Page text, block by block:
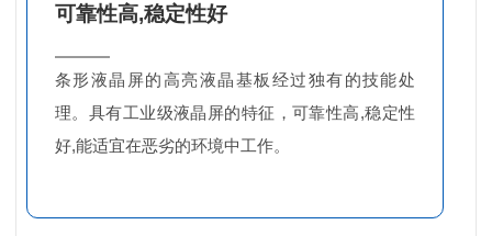
可靠性高,稳定性好
条形液晶屏的高亮液晶基板经过独有的技能处
理。具有工业级液晶屏的特征，可靠性高,稳定性
好,能适宜在恶劣的环境中工作。